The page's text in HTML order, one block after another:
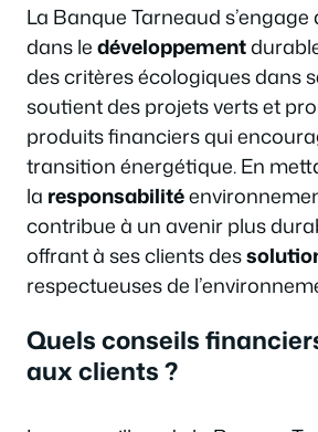
La Banque Tarneaud
dans ledéveloppement
des critères écologiques dans
soutient des projets verts et
produits financiers qui
transition énergétique. En
la responsabilité
contribue à un avenir plus
offrant à ses clients des
respectueuses de
Quels conseils
aux clients ?